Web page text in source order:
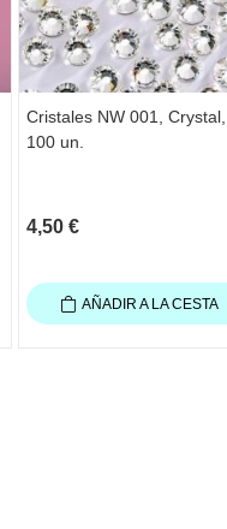
Cristales NW 001, Crystal,
100 un.
4,50 €
AÑADIR A LA CESTA